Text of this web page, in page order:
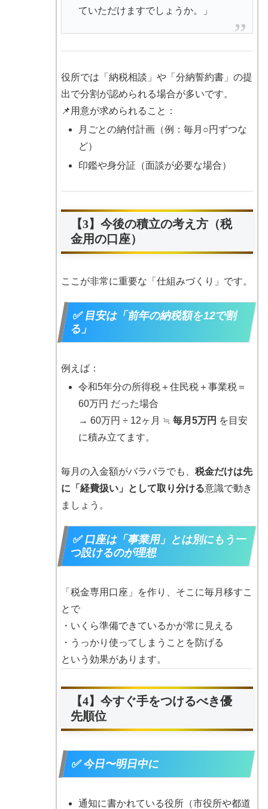
ていただけますでしょうか。」
役所では「納税相談」や「分納誓約書」の提
出で分割が認められる場合が多いです。
📌用意が求められること：
月ごとの納付計画（例：毎月○円ずつな
ど）
印鑑や身分証（面談が必要な場合）
【3】今後の積立の考え方（税
金用の口座）
ここが非常に重要な「仕組みづくり」です。
✅ 目安は「前年の納税額を12で割
る」
例えば：
令和5年分の所得税＋住民税＋事業税＝
60万円 だった場合
→ 60万円 ÷ 12ヶ月 ≒ 毎月5万円 を目安
に積み立てます。
毎月の入金額がバラバラでも、 税金だけは先
に「経費扱い」として取り分ける意識で動き
ましょう。
✅ 口座は「事業用」とは別にもう一
つ設けるのが理想
「税金専用口座」を作り、そこに毎月移すこ
とで
・いくら準備できているかが常に見える
・うっかり使ってしまうことを防げる
という効果があります。
【4】今すぐ手をつけるべき優
先順位
✅ 今日〜明日中に
通知に書かれている役所（市役所や都道